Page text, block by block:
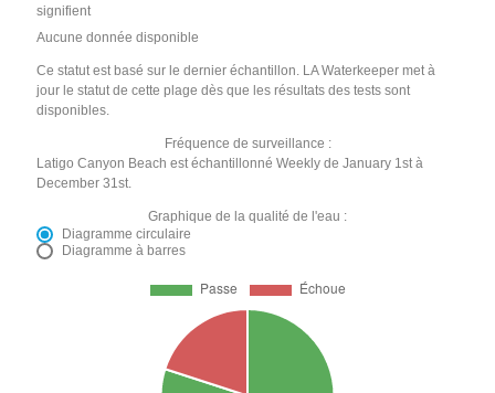
signifient
Aucune donnée disponible
Ce statut est basé sur le dernier échantillon. LA Waterkeeper met à
jour le statut de cette plage dès que les résultats des tests sont
disponibles.
Fréquence de surveillance :
Latigo Canyon Beach est échantillonné Weekly de January 1st à
December 31st.
Graphique de la qualité de l'eau :
Diagramme circulaire
Diagramme à barres